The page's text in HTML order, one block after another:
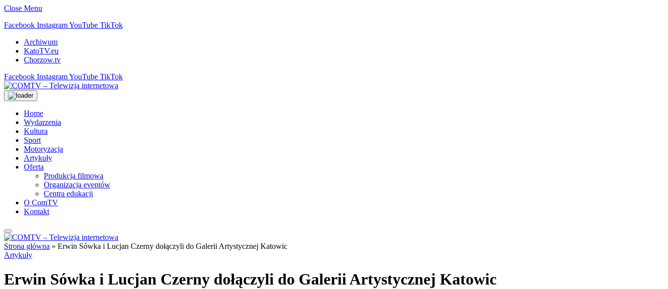
Close Menu
Facebook InstagramYouTube TikTok
Archiwum
KatoTV.eu
Chorzow.tv
Facebook InstagramYouTube TikTok
Home
Wydarzenia
Kultura
Sport
Motoryzacja
Artykuły
Oferta
Produkcja filmowa
Organizacja eventów
Centra edukacji
O ComTV
Kontakt
Strona główna » Erwin Sówka i Lucjan Czerny dołączyli do Galerii Artystycznej Katowic
Artykuły
Erwin Sówka i Lucjan Czerny dołączyli do Galerii Artystycznej Katowic